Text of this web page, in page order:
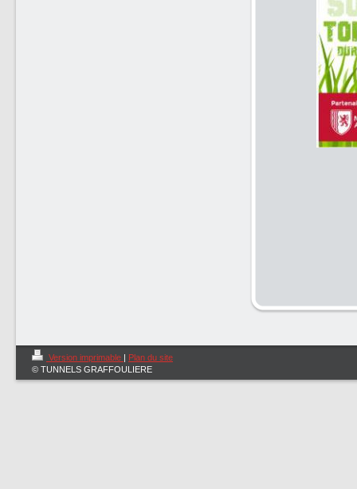
Version imprimable | Plan du site
© TUNNELS GRAFFOULIERE